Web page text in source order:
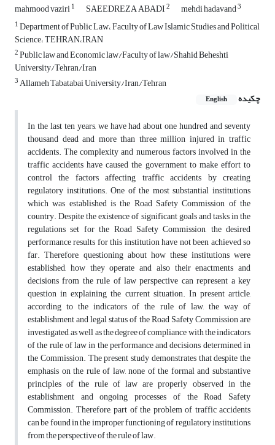
mahmood vaziri1 SAEEDREZA ABADI2 mehdi hadavand3
1Department of Public Law، Faculty of Law Islamic Studies and Political
Science، TEHRAN،IRAN
2Public law and Economic law/Faculty of law/Shahid Beheshti
University/Tehran/Iran
3Allameh Tabatabai University/Iran/Tehran
چکیده
English
In the last ten years, we have had about one hundred and seventy
thousand dead and more than three million injured in traffic
accidents. The complexity and numerous factors involved in the
traffic accidents have caused the government to make effort to
control the factors affecting traffic accidents by creating
regulatory institutions. One of the most substantial institutions
which was established is the Road Safety Commission of the
country. Despite the existence of significant goals and tasks in the
regulations set for the Road Safety Commission, the desired
performance results for this institution have not been achieved so
far. Therefore, questioning about how these institutions were
established, how they operate and also their enactments and
decisions from the rule of law perspective can represent a key
question in explaining the current situation. In present article,
according to the indicators of the rule of law, the way of
establishment and legal status of the Road Safety Commission are
investigated, as well as the degree of compliance with the indicators
of the rule of law in the performance and decisions determined in
the Commission. The present study demonstrates that despite the
emphasis on the rule of law, none of the formal and substantive
principles of the rule of law are properly observed in the
establishment and ongoing processes of the Road Safety
Commission. Therefore, part of the problem of traffic accidents
can be found in the improper functioning of regulatory institutions
from the perspective of the rule of law.